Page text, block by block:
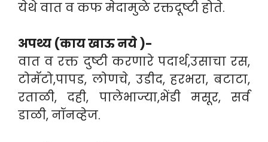
येथे वात व कफ मेदामुळे रक्तदूष्टी होते.
अपथ्य (काय खाऊ नये )-
वात व रक्त दुष्टी करणारे पदार्थ,उसाचा रस,
टोमॅटो,पापड, लोणचे, उडीद, हरभरा, बटाटा,
रताळी, दही, पालेभाज्या,भेंडी मसूर, सर्व
डाळी, नॉनव्हेज.